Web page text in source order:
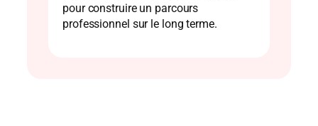
pour construire un parcours
professionnel sur le long terme.